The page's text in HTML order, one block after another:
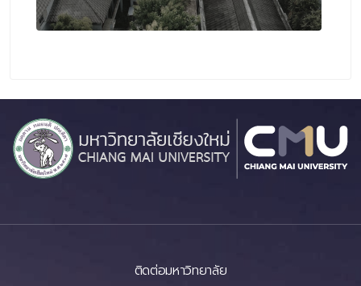
ติดต่อมหาวิทยาลัย